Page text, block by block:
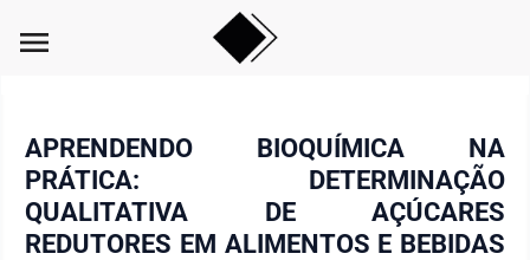
menu
APRENDENDO BIOQUÍMICA NA
PRÁTICA: DETERMINAÇÃO
QUALITATIVA DE AÇÚCARES
REDUTORES EM ALIMENTOS E BEBIDAS